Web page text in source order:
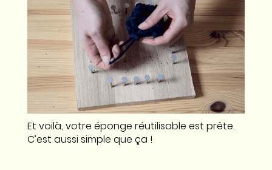
Et voilà, votre éponge réutilisable est prête.
C’est aussi simple que ça !